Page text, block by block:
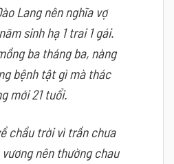
Lang nên nghĩa vợ
sinh hạ 1 trai 1 gái.
ba tháng ba, nàng
bệnh tật gì mà thác
mới 21 tuổi.
chầu trời vì trần chưa
nên thường chau